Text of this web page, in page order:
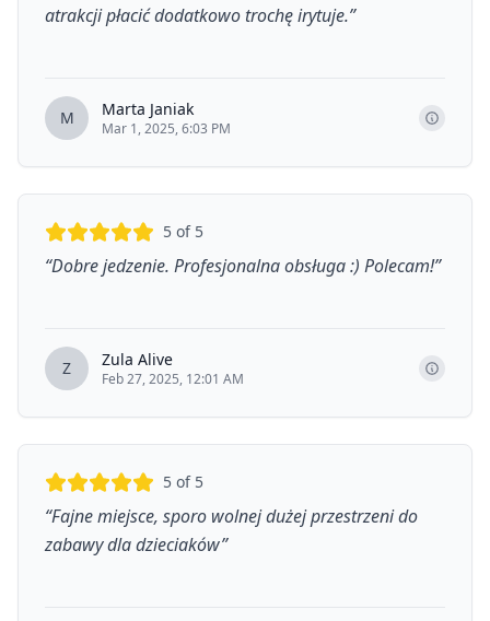
atrakcji płacić dodatkowo trochę irytuje.”
M Marta Janiak
Mar 1, 2025, 6:03 PM
5 of 5
“Dobre jedzenie. Profesjonalna obsługa :) Polecam!”
Z Zula Alive
Feb 27, 2025, 12:01 AM
5 of 5
“Fajne miejsce, sporo wolnej dużej przestrzeni do
zabawy dla dzieciaków”